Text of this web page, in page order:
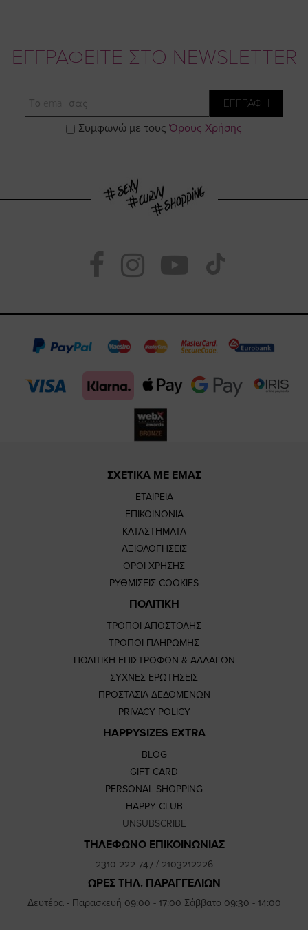
ΕΓΓΡΑΦΕΙΤΕ ΣΤΟ NEWSLETTER
Email
ΕΓΓΡΑΦΗ
Συμφωνώ με τους Όρους Χρήσης
Visit
https://
page
Visit
https://
page
Visit
https://
page
our
TikTok
page
ΣΧΕΤΙΚΑ ΜΕ ΕΜΑΣ
ΕΤΑΙΡΕΙΑ
ΕΠΙΚΟΙΝΩΝΙΑ
ΚΑΤΑΣΤΗΜΑΤΑ
ΑΞΙΟΛΟΓΗΣΕΙΣ
ΟΡΟΙ ΧΡΗΣΗΣ
ΡΥΘΜΙΣΕΙΣ COOKIES
ΠΟΛΙΤΙΚΗ
ΤΡΟΠΟΙ ΑΠΟΣΤΟΛΗΣ
ΤΡΟΠΟΙ ΠΛΗΡΩΜΗΣ
ΠΟΛΙΤΙΚΗ ΕΠΙΣΤΡΟΦΩΝ & ΑΛΛΑΓΩΝ
ΣΥΧΝΕΣ ΕΡΩΤΗΣΕΙΣ
ΠΡΟΣΤΑΣΙΑ ΔΕΔΟΜΕΝΩΝ
PRIVACY POLICY
HAPPYSIZES EXTRA
BLOG
GIFT CARD
PERSONAL SHOPPING
HAPPY CLUB
UNSUBSCRIBE
ΤΗΛΕΦΩΝΟ ΕΠΙΚΟΙΝΩΝΙΑΣ
2310 222 747/ 2103212226
ΩΡΕΣ ΤΗΛ. ΠΑΡΑΓΓΕΛΙΩΝ
Δευτέρα - Παρασκευή 09:00 - 17:00 Σάββατο 09:30 - 14:00